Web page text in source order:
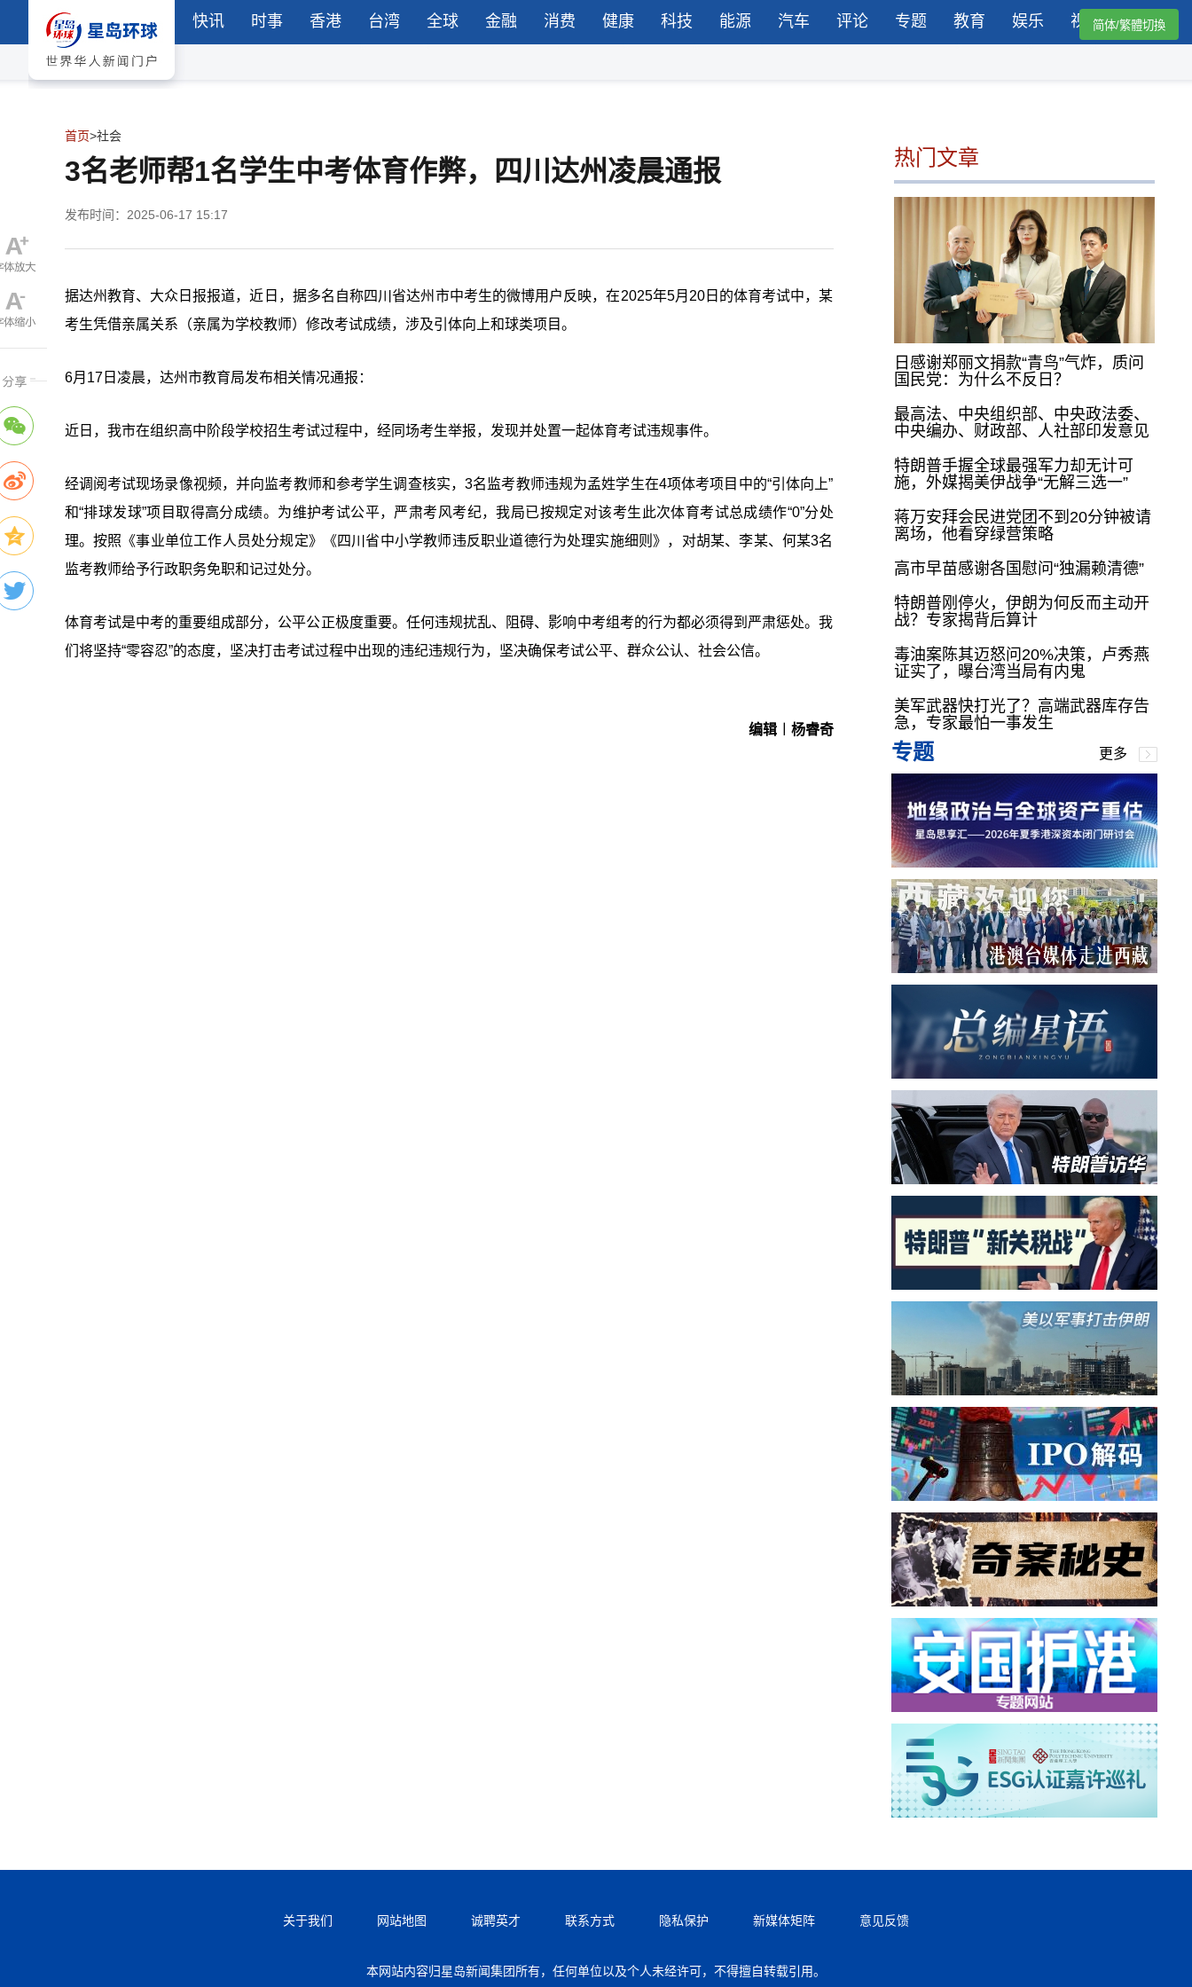
快讯 时事 香港 台湾 全球 金融 消费 健康 科技 能源 汽车 评论 专题 教育 娱乐 视频简体/繁體切換
首页>社会
3名老师帮1名学生中考体育作弊，四川达州凌晨通报
发布时间：2025-06-17 15:17
据达州教育、大众日报报道，近日，据多名自称四川省达州市中考生的微博用户反映，在2025年5月20日的体育考试中，某
考生凭借亲属关系（亲属为学校教师）修改考试成绩，涉及引体向上和球类项目。
6月17日凌晨，达州市教育局发布相关情况通报：
近日，我市在组织高中阶段学校招生考试过程中，经同场考生举报，发现并处置一起体育考试违规事件。
经调阅考试现场录像视频，并向监考教师和参考学生调查核实，3名监考教师违规为孟姓学生在4项体考项目中的“引体向上”
和“排球发球”项目取得高分成绩。为维护考试公平，严肃考风考纪，我局已按规定对该考生此次体育考试总成绩作“0”分处
理。按照《事业单位工作人员处分规定》《四川省中小学教师违反职业道德行为处理实施细则》，对胡某、李某、何某3名
监考教师给予行政职务免职和记过处分。
体育考试是中考的重要组成部分，公平公正极度重要。任何违规扰乱、阻碍、影响中考组考的行为都必须得到严肃惩处。我
们将坚持“零容忍”的态度，坚决打击考试过程中出现的违纪违规行为，坚决确保考试公平、群众公认、社会公信。
编辑︱杨睿奇
热门文章
日感谢郑丽文捐款“青鸟”气炸，质问
国民党：为什么不反日？
最高法、中央组织部、中央政法委、
中央编办、财政部、人社部印发意见
特朗普手握全球最强军力却无计可
施，外媒揭美伊战争“无解三选一”
蒋万安拜会民进党团不到20分钟被请
离场，他看穿绿营策略
高市早苗感谢各国慰问“独漏赖清德”
特朗普刚停火，伊朗为何反而主动开
战？专家揭背后算计
毒油案陈其迈怒问20%决策，卢秀燕
证实了，曝台湾当局有内鬼
美军武器快打光了？高端武器库存告
急，专家最怕一事发生
专题 更多
关于我们 网站地图 诚聘英才 联系方式 隐私保护 新媒体矩阵 意见反馈
本网站内容归星岛新闻集团所有，任何单位以及个人未经许可，不得擅自转载引用。